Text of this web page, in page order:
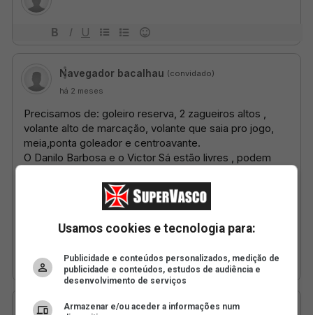
Usamos cookies e tecnologia para:
Publicidade e conteúdos personalizados, medição de
publicidade e conteúdos, estudos de audiência e
desenvolvimento de serviços
Armazenar e/ou aceder a informações num